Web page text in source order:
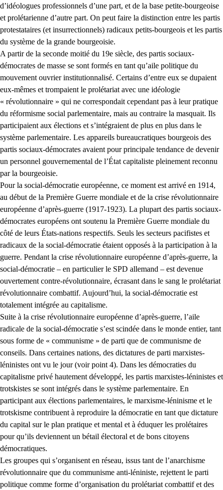
d’idéologues professionnels d’une part, et de la base petite-bourgeoise
et prolétarienne d’autre part. On peut faire la distinction entre les partis
protestataires (et insurrectionnels) radicaux petits-bourgeois et les partis
du système de la grande bourgeoisie.
A partir de la seconde moitié du 19e siècle, des partis sociaux-
démocrates de masse se sont formés en tant qu’aile politique du
mouvement ouvrier institutionnalisé. Certains d’entre eux se dupaient
eux-mêmes et trompaient le prolétariat avec une idéologie
« révolutionnaire » qui ne correspondait cependant pas à leur pratique
du réformisme social parlementaire, mais au contraire la masquait. Ils
participaient aux élections et s’intégraient de plus en plus dans le
système parlementaire. Les appareils bureaucratiques bourgeois des
partis sociaux-démocrates avaient pour principale tendance de devenir
un personnel gouvernemental de l’État capitaliste pleinement reconnu
par la bourgeoisie.
Pour la social-démocratie européenne, ce moment est arrivé en 1914,
au début de la Première Guerre mondiale et de la crise révolutionnaire
européenne d’après-guerre (1917-1923). La plupart des partis sociaux-
démocrates européens ont soutenu la Première Guerre mondiale du
côté de leurs États-nations respectifs. Seuls les secteurs pacifistes et
radicaux de la social-démocratie étaient opposés à la participation à la
guerre. Pendant la crise révolutionnaire européenne d’après-guerre, la
social-démocratie – en particulier le SPD allemand – est devenue
ouvertement contre-révolutionnaire, écrasant dans le sang le prolétariat
révolutionnaire combattif. Aujourd’hui, la social-démocratie est
totalement intégrée au capitalisme.
Suite à la crise révolutionnaire européenne d’après-guerre, l’aile
radicale de la social-démocratie s’est scindée dans le monde entier, tant
sous forme de « communisme » de parti que de communisme de
conseils. Dans certaines nations, des dictatures de parti marxistes-
léninistes ont vu le jour (voir point 4). Dans les démocraties du
capitalisme privé hautement développé, les partis marxistes-léninistes et
trotskistes se sont intégrés dans le système parlementaire. En
participant aux élections parlementaires, le marxisme-léninisme et le
trotskisme contribuent à reproduire la démocratie en tant que dictature
du capital sur le plan pratique et mental et à éduquer les prolétaires
pour qu’ils deviennent un bétail électoral et de bons citoyens
démocratiques.
Les groupes qui s’organisent en réseau, issus tant de l’anarchisme
révolutionnaire que du communisme anti-léniniste, rejettent le parti
politique comme forme d’organisation du prolétariat combattif et des